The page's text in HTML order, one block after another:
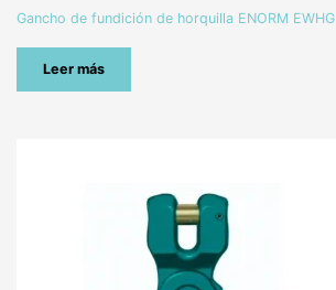
Gancho de fundición de horquilla ENORM EWHG
Leer más